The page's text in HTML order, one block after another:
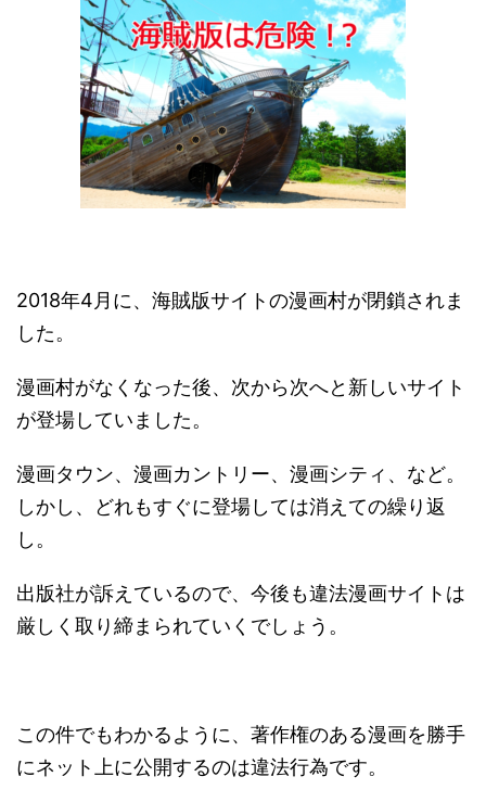
2018年4月に、海賊版サイトの漫画村が閉鎖されま
した。
漫画村がなくなった後、次から次へと新しいサイト
が登場していました。
漫画タウン、漫画カントリー、漫画シティ、など。
しかし、どれもすぐに登場しては消えての繰り返
し。
出版社が訴えているので、今後も違法漫画サイトは
厳しく取り締まられていくでしょう。
この件でもわかるように、著作権のある漫画を勝手
にネット上に公開するのは違法行為です。